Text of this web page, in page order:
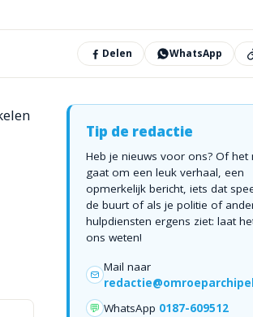
Delen WhatsApp
Tip de redactie
Heb je nieuws voor ons? Of het
gaat om een leuk verhaal, een
opmerkelijk bericht, iets dat
de buurt of als je politie of
hulpdiensten ergens ziet: laat
ons weten!
Mail naar
💬 WhatsApp 0187-609512